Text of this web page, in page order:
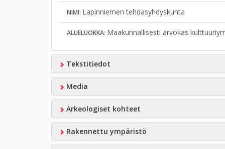
NIMI: Lapinniemen tehdasyhdyskunta
ALUELUOKKA: Maakunnallisesti arvokas
Tekstitiedot
Media
Arkeologiset kohteet
Rakennettu ympäristö